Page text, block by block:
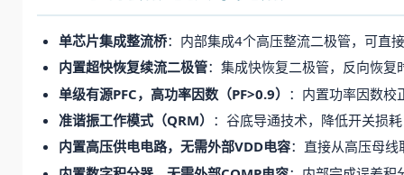
单芯片集成整流桥：内部集成4个高压整流二极管，可直
内置超快恢复续流二极管：集成快恢复二极管，反向恢
单级有源PFC，高功率因数（PF>0.9） ：内置功率因数校
准谐振工作模式（QRM） ：谷底导通技术，降低开关损
内置高压供电电路，无需外部VDD电容：直接从高压母